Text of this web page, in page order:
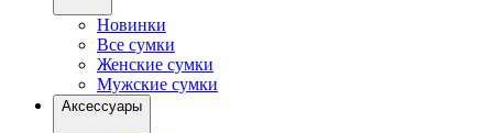
Новинки
Все сумки
Женские сумки
Мужские сумки
Аксессуары